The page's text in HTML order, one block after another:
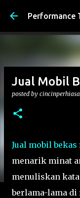
Performance
Jual Mobil
posted by
Jual mobil bekas
menarik minat
menuliskan
berlama-lama